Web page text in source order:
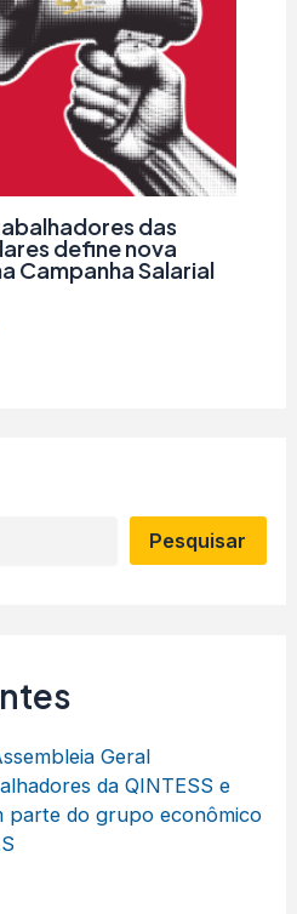
das
define nova
Campanha Salarial
Pesquisar
Geral
da QINTESS e
parte do grupo econômico